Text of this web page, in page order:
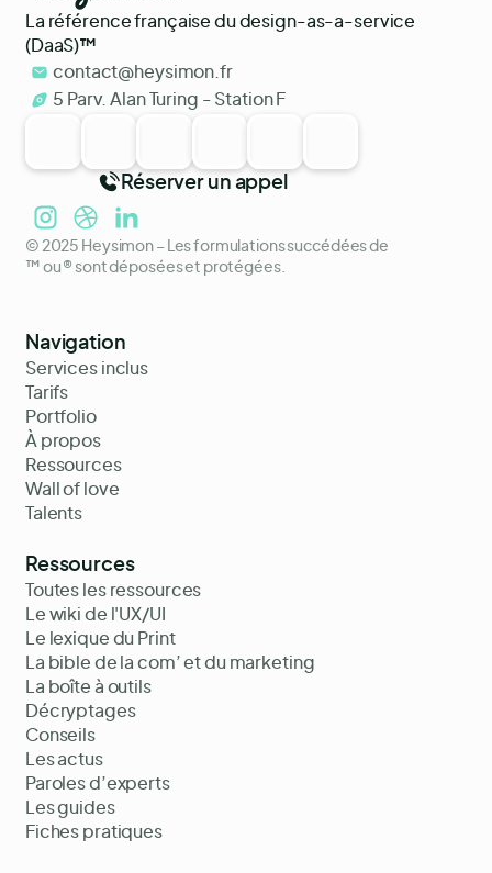
La référence française du design-as-a-service
(DaaS)™
contact@heysimon.fr
5 Parv. Alan Turing - Station F
Réserver un appel
© 2025 Heysimon – Les formulations succédées de
™ ou ® sont déposées et protégées.
Navigation
Services inclus
Tarifs
Portfolio
À propos
Ressources
Wall of love
Talents
Ressources
Toutes les ressources
Le wiki de l'UX/UI
Le lexique du Print
La bible de la com’ et du marketing
La boîte à outils
Décryptages
Conseils
Les actus
Paroles d’experts
Les guides
Fiches pratiques